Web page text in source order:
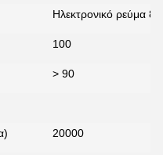
μήνυμα
terug!
Ηλεκτρονικό ρεύμα
100
> 90
20000